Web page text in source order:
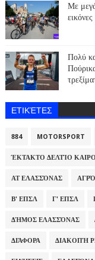
Με
Πολύ
ΕΤΙΚΈΤΕΣ
884 MOTORSPORT
ΈΚΤΑΚΤΟ ΔΕΛΤΊΟ
ΑΤ ΕΛΑΣΣΌΝΑΣ
Β' ΕΠΣΛ Γ' ΕΠΣΛ
ΔΉΜΟΣ ΕΛΑΣΣΌΝΑΣ
ΔΙΆΦΟΡΑ ΔΙΑΚΟΠΉ